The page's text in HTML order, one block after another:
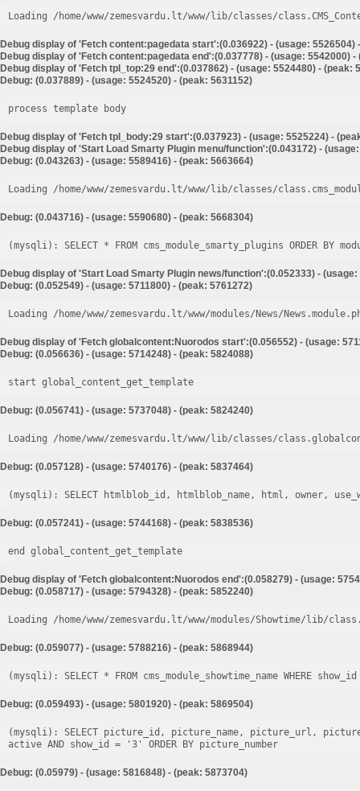
Loading /home/www/zemesvardu.lt/www/lib/classes/
Debug display of 'Fetch content:pagedata start':(0.036922) - (usage: 5526504)
Debug display of 'Fetch content:pagedata end':(0.037778) - (usage: 5542000) -
Debug display of 'Fetch tpl_top:29 end':(0.037862) - (usage: 5524480) - (peak:
Debug: (0.037889) - (usage: 5524520) - (peak: 5631152)
process template body
Debug display of 'Fetch tpl_body:29 start':(0.037923) - (usage: 5525224) -
Debug display of 'Start Load Smarty Plugin menu/function':(0.043172) -
Debug: (0.043263) - (usage: 5589416) - (peak: 5663664)
Loading /home/www/zemesvardu.lt/www/lib/classes/
Debug: (0.043716) - (usage: 5590680) - (peak: 5668304)
Debug display of 'Start Load Smarty Plugin news/function':(0.052333) -
Debug: (0.052549) - (usage: 5711800) - (peak: 5761272)
Loading /home/www/zemesvardu.lt/www/modules/News/
Debug display of 'Fetch globalcontent:Nuorodos start':(0.056552) - (usage:
Debug: (0.056636) - (usage: 5714248) - (peak: 5824088)
start global_content_get_template
Debug: (0.056741) - (usage: 5737048) - (peak: 5824240)
Loading /home/www/zemesvardu.lt/www/lib/classes/
Debug: (0.057128) - (usage: 5740176) - (peak: 5837464)
Debug: (0.057241) - (usage: 5744168) - (peak: 5838536)
end global_content_get_template
Debug display of 'Fetch globalcontent:Nuorodos end':(0.058279) - (usage:
Debug: (0.058717) - (usage: 5794328) - (peak: 5852240)
Loading /home/www/zemesvardu.lt/www/modules/Showtime/lib/
Debug: (0.059077) - (usage: 5788216) - (peak: 5868944)
Debug: (0.059493) - (usage: 5801920) - (peak: 5869504)
(mysqli): SELECT picture_id, picture_name, picture_url,
Debug: (0.05979) - (usage: 5816848) - (peak: 5873704)